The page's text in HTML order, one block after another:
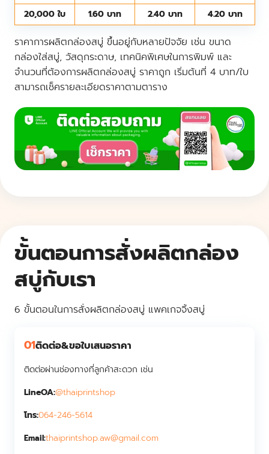
20,000 ใบ
1.60 บาท 2.40 บาท 4.20 บาท
ราคาการผลิตกล่องสบู่ ขึ้นอยู่กับหลายปัจจัย เช่น ขนาด
กล่องใส่สบู่, วัสดุกระดาษ, เทคนิคพิเศษในการพิมพ์ และ
จำนวนที่ต้องการผลิตกล่องสบู่ ราคาถูก เริ่มต้นที่ 4 บาท/ใบ
สามารถเช็ครายละเอียดราคาตามตาราง
ขั้นตอนการสั่งผลิตกล่อง
สบู่กับเรา
6 ขั้นตอนในการสั่งผลิตกล่องสบู่ แพคเกจจิ้งสบู่
01ติดต่อ&ขอใบเสนอราคา
ติดต่อผ่านช่องทางที่ลูกค้าสะดวก เช่น
LineOA:@thaiprintshop
โทร:064-246-5614
Email:thaiprintshop.aw@gmail.com